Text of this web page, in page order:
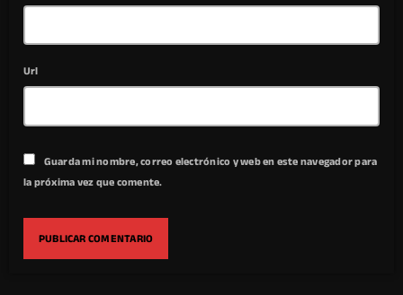
Url
Guarda mi nombre, correo electrónico y web en este navegador para
la próxima vez que comente.